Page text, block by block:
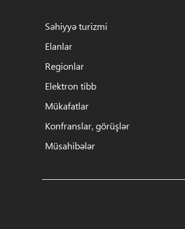
Səhiyyə turizmi
Elanlar
Regionlar
Elektron tibb
Mükafatlar
Konfranslar, görüşlər
Müsahibələr